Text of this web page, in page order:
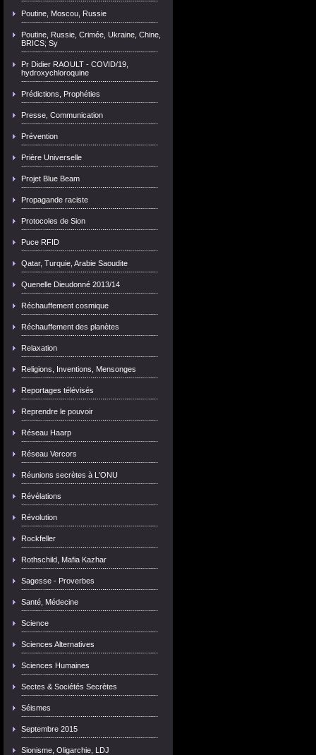
Poutine, Moscou, Russie
Poutine, Russie, Crimée, Ukraine, Chine,
BRICS; Sy
Pr Didier RAOULT - COVID/19,
hydroxychloroquine
Prédictions, Prophéties
Presse, Communication
Prévention
Prière Universelle
Projet Blue Beam
Propagande raciste
Protocoles de Sion
Puce RFID
Qatar, Turquie, Arabie Saoudite
Quenelle Dieudonné 2013/14
Réchauffement cosmique
Réchauffement des planètes
Relaxation
Religions, Inventions, Mensonges
Reportages télévisés
Reprendre le pouvoir
Réseau Haarp
Réseau Vercors
Réunions secrètes à L'ONU
Révélations
Révolution
Rockfeller
Rothschild, Mafia Kazhar
Sagesse - Proverbes
Santé, Médecine
Science
Sciences Alternatives
Sciences Humaines
Sectes & Sociétés Secrètes
Séismes
Septembre 2015
Sionisme, Oligarchie, LDJ